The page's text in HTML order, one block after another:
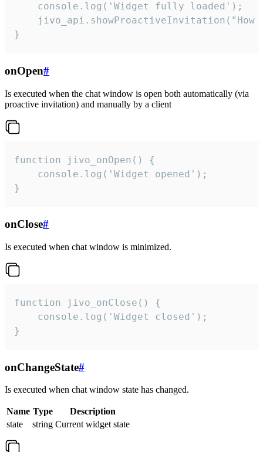
    console.log('Widget fully loaded');
jivo_api.showProactiveInvitation("How
}
onOpen#
Is executed when the chat window is open both automatically (via
proactive invitation) and manually by a client
function jivo_onOpen() {
    console.log('Widget opened');
}
onClose#
Is executed when chat window is minimized.
function jivo_onClose() {
    console.log('Widget closed');
}
onChangeState#
Is executed when chat window state has changed.
Name Type
Description
state
string Current widget state